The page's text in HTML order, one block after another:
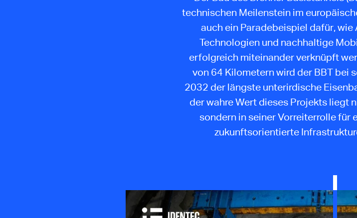
technischen Meilenstein im
auch ein Paradebeispiel dafür,
Technologien und nachhaltige
erfolgreich miteinander verknüpft
von 64 Kilometern wird der BBT bei
2032 der längste unterirdische
der wahre Wert dieses Projekts liegt
sondern in seiner Vorreiterrolle für
zukunftsorientierte